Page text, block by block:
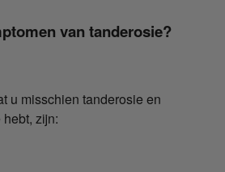
van tanderosie?
u misschien tanderosie en
zijn: